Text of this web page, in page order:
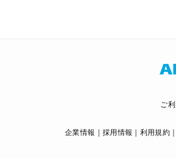
ご
企業情報 採用情報 利用規約